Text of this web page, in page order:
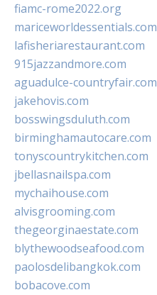
fiamc-rome2022.org
mariceworldessentials.com
lafisheriarestaurant.com
915jazzandmore.com
aguadulce-countryfair.com
jakehovis.com
bosswingsduluth.com
birminghamautocare.com
tonyscountrykitchen.com
jbellasnailspa.com
mychaihouse.com
alvisgrooming.com
thegeorginaestate.com
blythewoodseafood.com
paolosdelibangkok.com
bobacove.com